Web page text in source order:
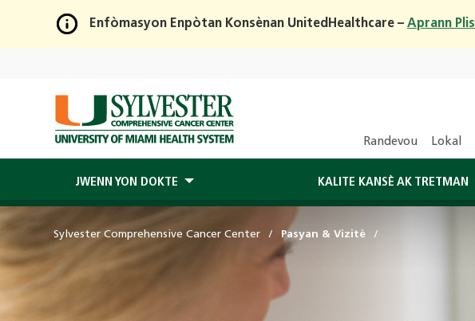
Skip
Main
Content
Enfòmasyon Enpòtan Konsènan UnitedHealthcare – Aprann Plis
Randevou Lokal
JWENN YON DOKTE KALITE KANSÈ AK TRETMAN
Sylvester Comprehensive Cancer Center Pasyan & Vizitè